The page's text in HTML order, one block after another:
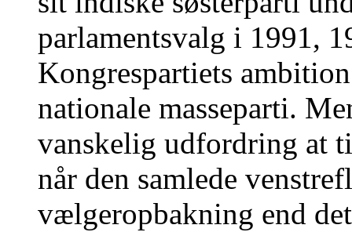
parlamentsvalg i 1991,
Kongrespartiets
nationale masseparti.
vanskelig udfordring at
når den samlede
vælgeropbakning end